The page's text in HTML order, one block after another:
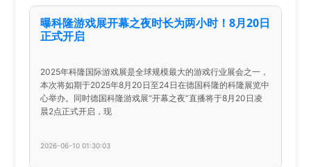
曝科隆游戏展开幕之夜时长为两小时！8月20日
正式开启
2025年科隆国际游戏展是全球规模最大的游戏行业展会之一，
本次将如期于‌2025年8月20日至24日‌在德国科隆的科隆展览中
心举办。同时德国科隆游戏展“开幕之夜”直播将于8月20日凌
晨2点正式开启，现
2026-06-10 01:30:03